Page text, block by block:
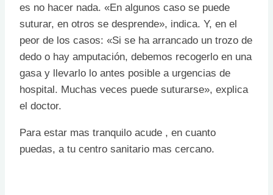
es no hacer nada. «En algunos caso se puede
suturar, en otros se desprende», indica. Y, en el
peor de los casos: «Si se ha arrancado un trozo de
dedo o hay amputación, debemos recogerlo en una
gasa y llevarlo lo antes posible a urgencias de
hospital. Muchas veces puede suturarse», explica
el doctor.
Para estar mas tranquilo acude , en cuanto
puedas, a tu centro sanitario mas cercano.